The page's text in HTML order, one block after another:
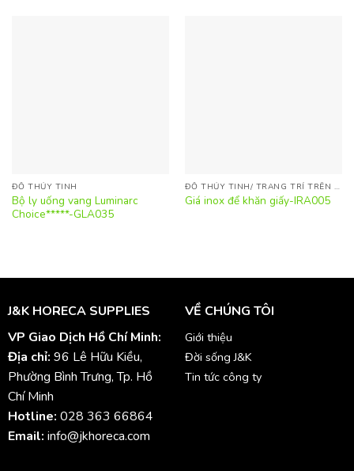
ĐỒ THỦY TINH
Bộ ly uống vang Luminarc
Choice*****-GLA035
ĐỒ THỦY TINH/ TRANG TRÍ TRÊN BÀN
Giá inox để khăn giấy-IRA005
J&K HORECA SUPPLIES
VP Giao Dịch Hồ Chí Minh:
Địa chỉ: 96 Lê Hữu Kiều,
Phường Bình Trưng, Tp. Hồ
Chí Minh
Hotline: 028 363 66864
Email: info@jkhoreca.com
VỀ CHÚNG TÔI
Giới thiệu
Đời sống J&K
Tin tức công ty